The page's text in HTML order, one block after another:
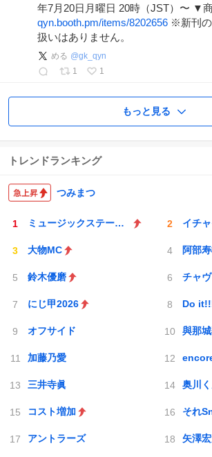
年7月20日月曜日 20時（JST）〜 ▼
qyn.booth.pm/items/8202656 ※新刊の
扱いはありません。
める @gk_qyn
1
1
もっと見る
トレンドランキング
つみまつ
ミュージックステーション イチ
大物MC 阿部
鈴木優磨 チャ
にじ甲2026 Do
オフサイド 與那
加藤乃愛
三井寺眞 奥川
コスト増加
アントラーズ 矢澤